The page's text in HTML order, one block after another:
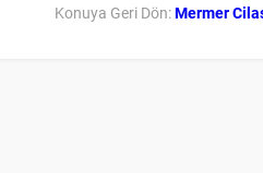
Konuya Geri Dön:Mermer